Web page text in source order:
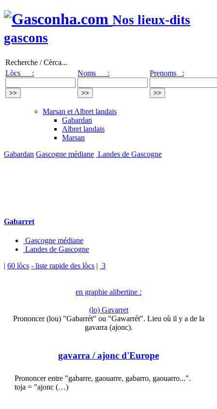
Nos lieux-dits
gascons
Recherche / Cèrca...
Lòcs :
Noms : Prenoms :
Marsan et Albret landais
Gabardan
Albret landais
Marsan
Gabardan Gascogne médiane Landes de Gascogne
Gabarret
Gascogne médiane
Landes de Gascogne
| 60 lòcs - liste rapide des lòcs | 3
en graphie alibertine :
(lo) Gavarret
Prononcer (lou) "Gabarrét" ou "Gawarrét". Lieu où il y a de la
gavarra (ajonc).
gavarra / ajonc d'Europe
Prononcer entre "gabarre, gaouarre, gabarro, gaouarro...".
toja = "ajonc (…)